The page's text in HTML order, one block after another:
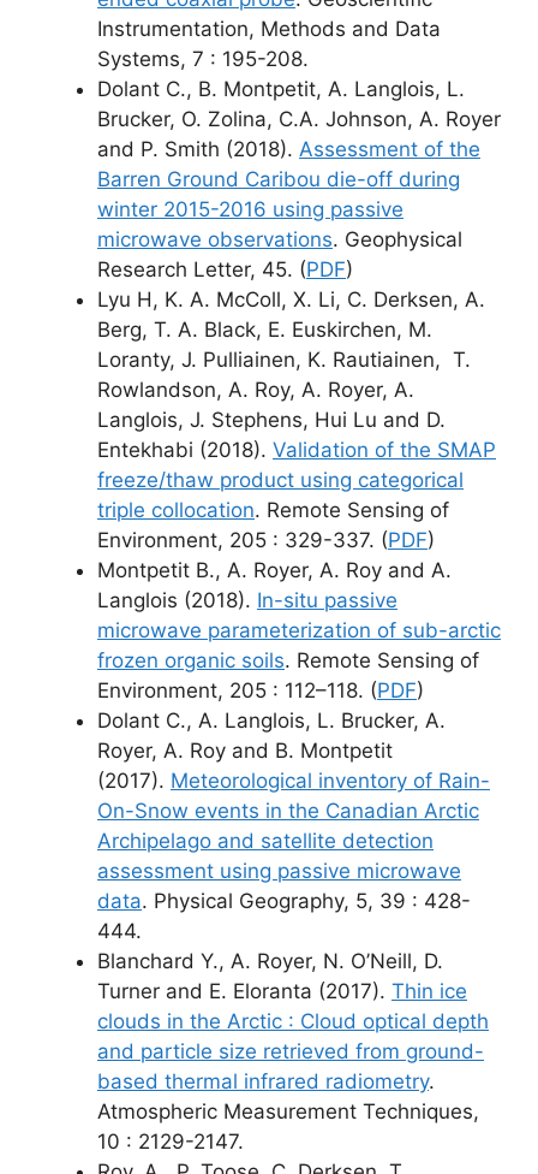
Instrumentation, Methods and Data
Systems, 7 : 195-208.
Dolant C., B. Montpetit, A. Langlois, L.
Brucker, O. Zolina, C.A. Johnson, A. Royer
and P. Smith (2018). Assessment of the
Barren Ground Caribou die-off during
winter 2015-2016 using passive
microwave observations. Geophysical
Research Letter, 45. (PDF)
Lyu H, K. A. McColl, X. Li, C. Derksen, A.
Berg, T. A. Black, E. Euskirchen, M.
Loranty, J. Pulliainen, K. Rautiainen, T.
Rowlandson, A. Roy, A. Royer, A.
Langlois, J. Stephens, Hui Lu and D.
Entekhabi (2018). Validation of the SMAP
freeze/thaw product using categorical
triple collocation. Remote Sensing of
Environment, 205 : 329-337. (PDF)
Montpetit B., A. Royer, A. Roy and A.
Langlois (2018). In-situ passive
microwave parameterization of sub-arctic
frozen organic soils. Remote Sensing of
Environment, 205 : 112–118. (PDF)
Dolant C., A. Langlois, L. Brucker, A.
Royer, A. Roy and B. Montpetit
(2017). Meteorological inventory of Rain-
On-Snow events in the Canadian Arctic
Archipelago and satellite detection
assessment using passive microwave
data. Physical Geography, 5, 39 : 428-
444.
Blanchard Y., A. Royer, N. O’Neill, D.
Turner and E. Eloranta (2017). Thin ice
clouds in the Arctic : Cloud optical depth
and particle size retrieved from ground-
based thermal infrared radiometry.
Atmospheric Measurement Techniques,
10 : 2129-2147.